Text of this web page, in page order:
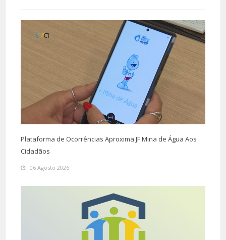
Plataforma de Ocorrências Aproxima JF Mina de Água Aos
Cidadãos
06 Agosto 2026